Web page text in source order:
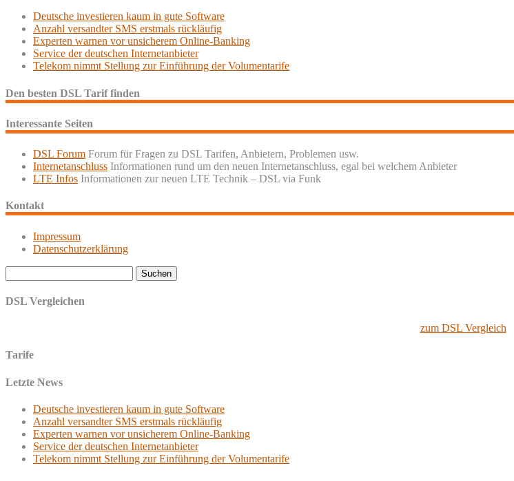
Deutsche investieren kaum in gute Software
Anzahl versandter SMS erstmals rückläufig
Experten warnen vor unsicherem Online-Banking
Service der deutschen Internetanbieter
Telekom nimmt Stellung zur Einführung der Volumentarife
Den besten DSL Tarif finden
Interessante Seiten
DSL Forum Forum für Fragen zu DSL Tarifen, Anbietern, Problemen usw.
Internetanschluss Informationen rund um den neuen Internetanschluss, egal bei welchem Anbieter
LTE Infos Informationen zur neuen LTE Technik – DSL via Funk
Kontakt
Impressum
Datenschutzerklärung
nach:
DSL Vergleichen
zum DSL Vergleich
Tarife
Letzte News
Deutsche investieren kaum in gute Software
Anzahl versandter SMS erstmals rückläufig
Experten warnen vor unsicherem Online-Banking
Service der deutschen Internetanbieter
Telekom nimmt Stellung zur Einführung der Volumentarife